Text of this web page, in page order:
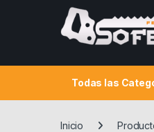
Skip to navigation
Todas las
Inicio